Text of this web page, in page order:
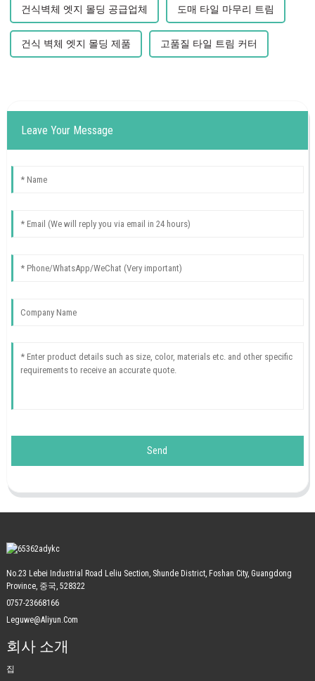
건식벽체 엣지 몰딩 공급업체 도매 타일 마무리 트림
건식 벽체 엣지 몰딩 제품 고품질 타일 트림 커터
Leave Your Message
Send
No.23 Lebei Industrial Road Leliu Section, Shunde District, Foshan City, Guangdong
Province, 중국, 528322
0757-23668166
Leguwe@aliyun.com
회사 소개
집